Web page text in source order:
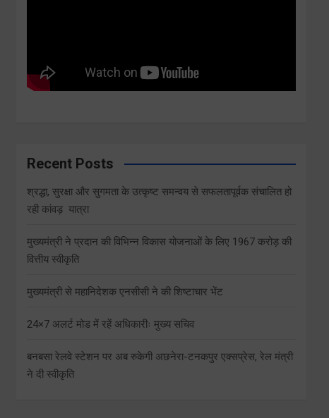
Recent Posts
श्रद्धा, सुरक्षा और सुगमता के उत्कृष्ट समन्वय से सफलतापूर्वक संचालित हो
रही कांवड़ यात्रा
मुख्यमंत्री ने प्रदान की विभिन्न विकास योजनाओं के लिए 1967 करोड़ की
वित्तीय स्वीकृति
मुख्यमंत्री से महानिदेशक एनसीसी ने की शिष्टाचार भेंट
24×7 अलर्ट मोड में रहें अधिकारीः मुख्य सचिव
बनबसा रेलवे स्टेशन पर अब रुकेगी अछनेरा-टनकपुर एक्सप्रेस, रेल मंत्री
ने दी स्वीकृति